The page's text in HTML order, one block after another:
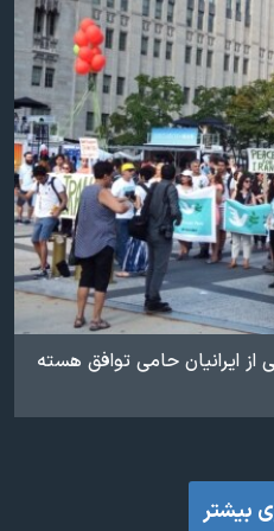
ایرانیان حامی توافق هسته
بیشتر